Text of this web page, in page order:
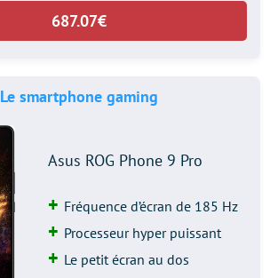
687.07€
Le smartphone gaming
Asus ROG Phone 9 Pro
Fréquence d’écran de 185 Hz
Processeur hyper puissant
Le petit écran au dos